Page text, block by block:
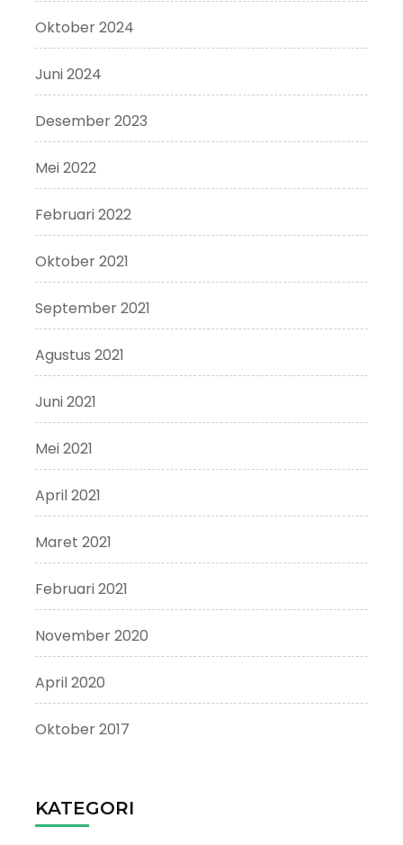
Oktober 2024
Juni 2024
Desember 2023
Mei 2022
Februari 2022
Oktober 2021
September 2021
Agustus 2021
Juni 2021
Mei 2021
April 2021
Maret 2021
Februari 2021
November 2020
April 2020
Oktober 2017
KATEGORI